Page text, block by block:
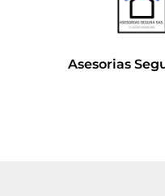
Asesorias